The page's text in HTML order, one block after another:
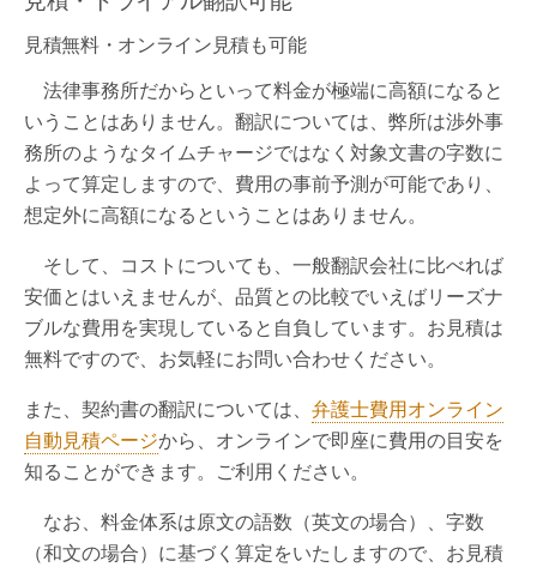
見積無料・オンライン見積も可能
法律事務所だからといって料金が極端に高額になると
いうことはありません。翻訳については、弊所は渉外事
務所のようなタイムチャージではなく対象文書の字数に
よって算定しますので、費用の事前予測が可能であり、
想定外に高額になるということはありません。
そして、コストについても、一般翻訳会社に比べれば
安価とはいえませんが、品質との比較でいえばリーズナ
ブルな費用を実現していると自負しています。お見積は
無料ですので、お気軽にお問い合わせください。
また、契約書の翻訳については、 弁護士費用オンライン
自動見積ページから、オンラインで即座に費用の目安を
知ることができます。ご利用ください。
なお、料金体系は原文の語数（英文の場合）、字数
（和文の場合）に基づく算定をいたしますので、お見積